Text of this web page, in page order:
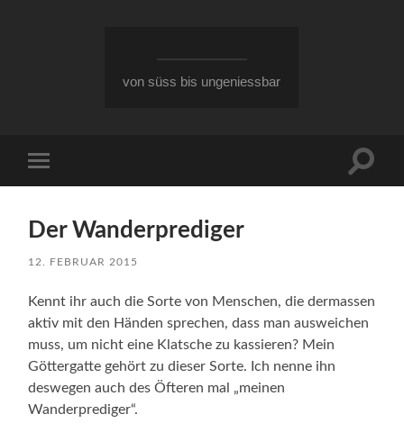
von süss bis ungeniessbar
Menü
Der Wanderprediger
12. FEBRUAR 2015
Kennt ihr auch die Sorte von Menschen, die dermassen
aktiv mit den Händen sprechen, dass man ausweichen
muss, um nicht eine Klatsche zu kassieren? Mein
Göttergatte gehört zu dieser Sorte. Ich nenne ihn
deswegen auch des Öfteren mal „meinen
Wanderprediger“.